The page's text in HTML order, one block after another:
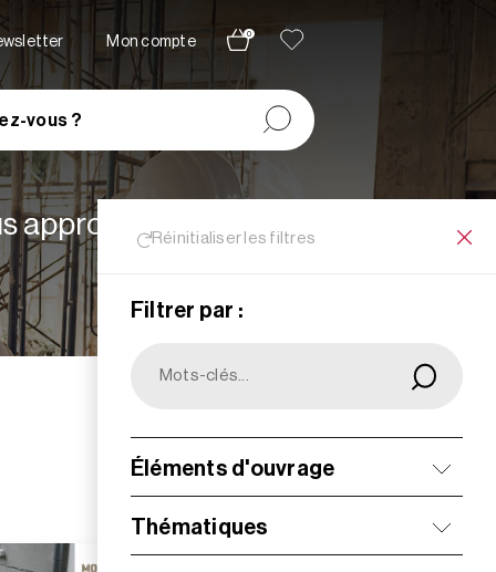
Mon compte
0
vous ?
Réinitialiser les filtres
Filtrer par :
Éléments d'ouvrage
Thématiques
appropriées à vos